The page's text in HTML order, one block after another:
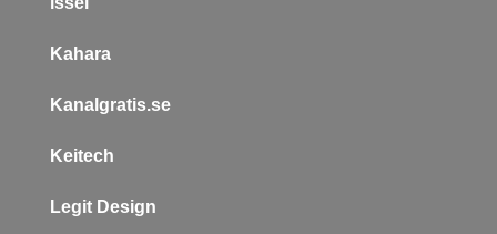
Kahara
Kanalgratis.se
Keitech
Legit Design